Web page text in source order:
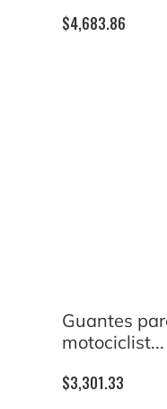
$4,683.86
Guantes
motociclist...
$3,301.33